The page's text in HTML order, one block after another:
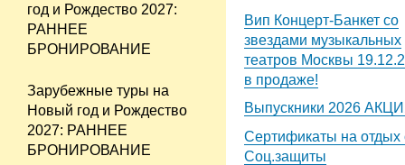
год и Рождество 2027:
РАННЕЕ
БРОНИРОВАНИЕ
Зарубежные туры на
Новый год и Рождество
2027: РАННЕЕ
БРОНИРОВАНИЕ
Вип Концерт-Банкет со
звездами музыкальных
театров Москвы
в продаже!
Выпускники 2026
Сертификаты на отдых
Соц.защиты